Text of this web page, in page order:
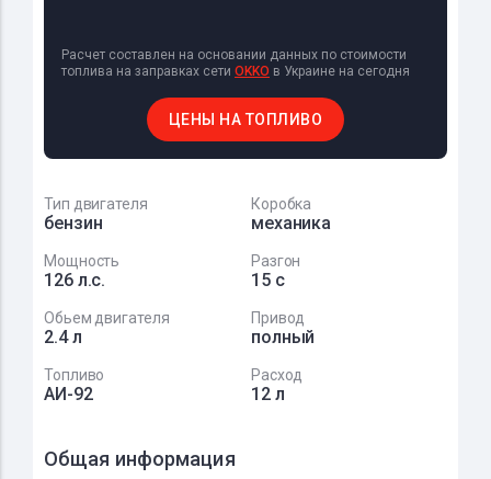
Расчет составлен на основании данных по стоимости
топлива на заправках сети OKKO в Украине на сегодня
ЦЕНЫ НА ТОПЛИВО
Тип двигателя
бензин
Коробка
механика
Мощность
126 л.с.
Разгон
15 с
Обьем двигателя
2.4 л
Привод
полный
Топливо
АИ-92
Расход
12 л
Общая информация